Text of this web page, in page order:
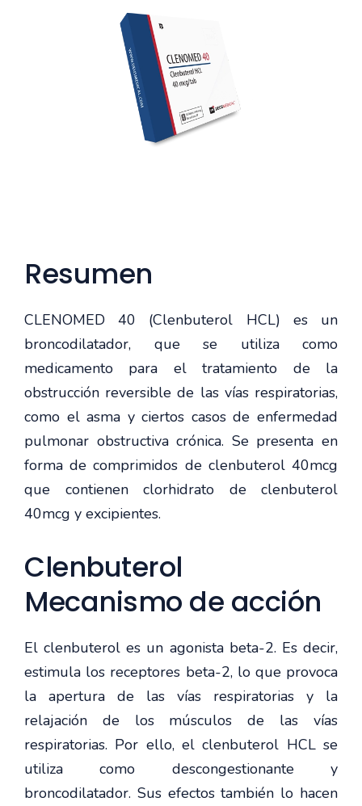
Resumen
CLENOMED 40 (Clenbuterol HCL) es un
broncodilatador, que se utiliza como
medicamento para el tratamiento de la
obstrucción reversible de las vías respiratorias,
como el asma y ciertos casos de enfermedad
pulmonar obstructiva crónica. Se presenta en
forma de comprimidos de clenbuterol 40mcg
que contienen clorhidrato de clenbuterol
40mcg y excipientes.
Clenbuterol
Mecanismo de acción
El clenbuterol es un agonista beta-2. Es decir,
estimula los receptores beta-2, lo que provoca
la apertura de las vías respiratorias y la
relajación de los músculos de las vías
respiratorias. Por ello, el clenbuterol HCL se
utiliza como descongestionante y
broncodilatador. Sus efectos también lo hacen